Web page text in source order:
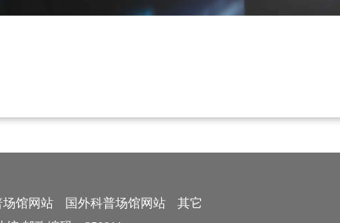
场馆网站 国外科普场馆网站
其它